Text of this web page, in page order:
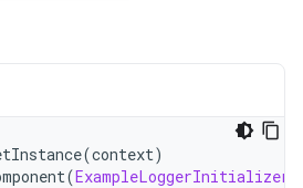
(context)
(ExampleLoggerInitializer